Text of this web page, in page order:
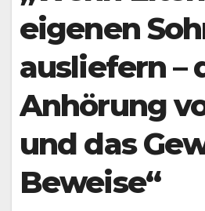
eigenen
ausliefern –
Anhörung
und das
Beweise“